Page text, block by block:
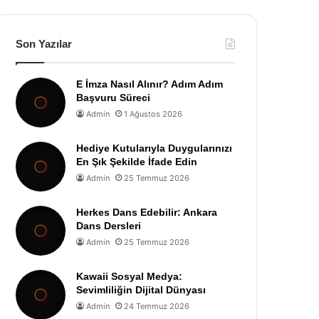
Son Yazılar
E İmza Nasıl Alınır? Adım Adım
Başvuru Süreci
Admin 1 Ağustos 2026
Hediye Kutularıyla Duygularınızı
En Şık Şekilde İfade Edin
Admin 25 Temmuz 2026
Herkes Dans Edebilir: Ankara
Dans Dersleri
Admin 25 Temmuz 2026
Kawaii Sosyal Medya:
Sevimliliğin Dijital Dünyası
Admin 24 Temmuz 2026